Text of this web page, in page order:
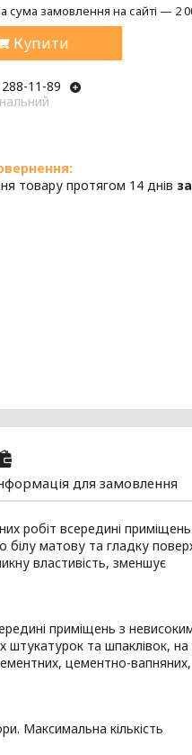
сума замовлення на сайті — 2
Купити
11-89
товару протягом 14 днів
для замовлення
робіт всередині
білу матову та гладку
властивість, зменшує
приміщень з
та шпаклівок, на
цементно-вапняних,
Максимальна кількість